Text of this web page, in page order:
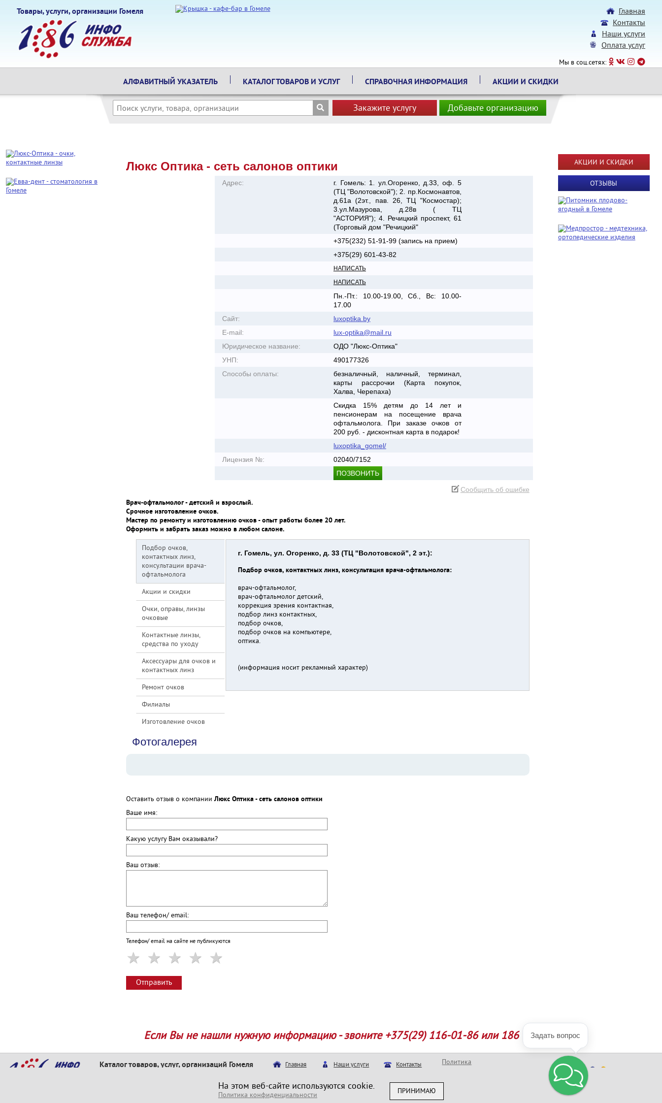
Товары, услуги, организации Гомеля
Главная
Контакты
Наши услуги
Оплата услуг
Мы в соц.сетях:
АЛФАВИТНЫЙ УКАЗАТЕЛЬ КАТАЛОГ ТОВАРОВ И УСЛУГ СПРАВОЧНАЯ ИНФОРМАЦИЯ АКЦИИ И СКИДКИ
Закажите услугу Добавьте организацию
Люкс Оптика - сеть салонов оптики
Адрес:
г. Гомель: 1. ул.Огоренко, д.33, оф. 5
(ТЦ "Волотовской"); 2. пр.Космонавтов,
д.61а (2эт., пав. 26, ТЦ "Космостар);
3.ул.Мазурова, д.28в ( ТЦ
"АСТОРИЯ"); 4. Речицкий проспект, 61
(Торговый дом "Речицкий"
+375(232) 51-91-99 (запись на прием)
+375(29) 601-43-82
НАПИСАТЬ
НАПИСАТЬ
Пн.-Пт.: 10.00-19.00, Сб., Вс: 10.00-
17.00
Сайт:
luxoptika.by
E-mail:
lux-optika@mail.ru
Юридическое название:
ОДО "Люкс-Оптика"
УНП:
490177326
Способы оплаты:
безналичный, наличный, терминал,
карты рассрочки (Карта покупок,
Халва, Черепаха)
Скидка 15% детям до 14 лет и
пенсионерам на посещение врача
офтальмолога. При заказе очков от
200 руб. - дисконтная карта в подарок!
luxoptika_gomel/
Лицензия №:
02040/7152
ПОЗВОНИТЬ
Сообщить об ошибке
Врач-офтальмолог - детский и взрослый.
Срочное изготовление очков.
Мастер по ремонту и изготовлению очков - опыт работы более 20 лет.
Оформить и забрать заказ можно в любом салоне.
Подбор очков,
контактных линз,
консультации врача-
офтальмолога
Акции и скидки
Очки, оправы, линзы
очковые
Контактные линзы,
средства по уходу
Аксессуары для очков и
контактных линз
Ремонт очков
Филиалы
Изготовление очков
г. Гомель, ул. Огоренко, д. 33 (ТЦ "Волотовской", 2 эт.):
Подбор очков, контактных линз, консультация врача-офтальмолога:
врач-офтальмолог,
врач-офтальмолог детский,
коррекция зрения контактная,
подбор линз контактных,
подбор очков,
подбор очков на компьютере,
оптика.
(информация носит рекламный характер)
Фотогалерея
Оставить отзыв о компанииЛюкс Оптика - сеть салонов оптики
Ваше имя:
Какую услугу Вам оказывали?
Ваш отзыв:
Ваш телефон/ email:
Телефон/ email на сайте не публикуются
Отправить
АКЦИИ И СКИДКИ
ОТЗЫВЫ
Если Вы не нашли нужную информацию - звоните +375(29) 116-01-86 или 186
Каталог товаров, услуг, организаций Гомеля Главная Наши услуги Контакты
СПРАВОЧНАЯ ИНФОРМАЦИЯ АЛФАВИТНЫЙ УКАЗАТЕЛЬ
Разработка сайта
Политика
компании © Copyright
На этом веб-сайте используются cookie.
Политика конфиденциальности ПРИНИМАЮ
Задать вопрос